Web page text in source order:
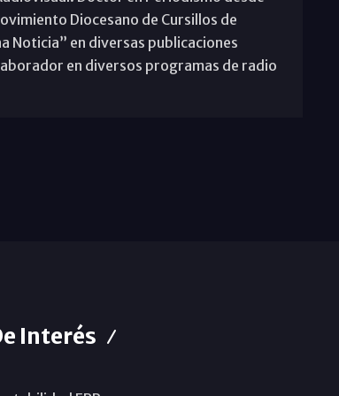
Diocesano de Cursillos de
Noticia” en diversas publicaciones
en diversos programas de radio
Interés